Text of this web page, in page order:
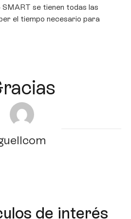
se tienen todas las
el tiempo necesario para
de interés